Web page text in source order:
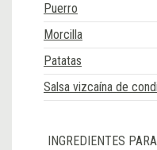
Puerro
Morcilla
Patatas
Salsa vizcaína de
INGREDIENTES